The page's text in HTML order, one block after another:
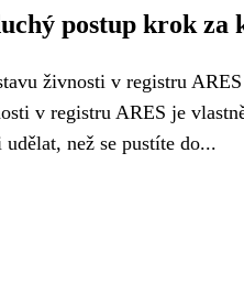
postup krok za
živnosti v registru
v registru ARES je
udělat, než se pustíte do...